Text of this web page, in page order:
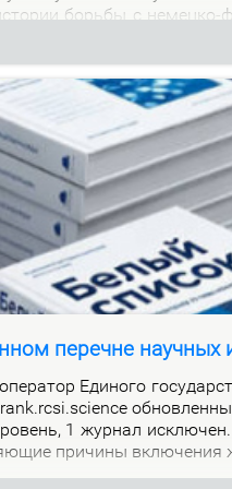
борь­бы с
перечне научных
Еди­но­го
1 жур­нал
при­чи­ны вклю­че­ния